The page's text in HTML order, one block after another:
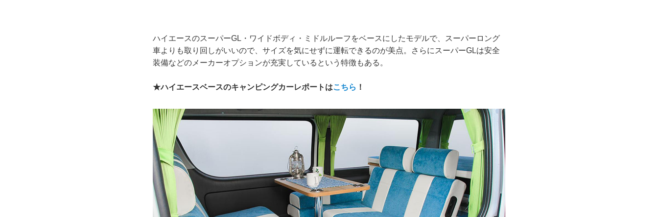
ハイエースのスーパーGL・ワイドボディ・ミドルルーフをベースにしたモデルで、スーパーロング
車よりも取り回しがいいので、サイズを気にせずに運転できるのが美点。さらにスーパーGLは安全
装備などのメーカーオプションが充実しているという特徴もある。
★ハイエースベースのキャンピングカーレポートはこちら ！